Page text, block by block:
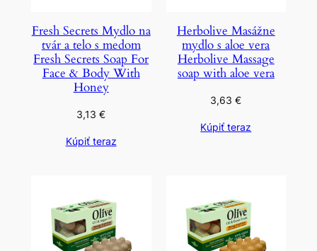
Fresh Secrets Mydlo na
tvár a telo s medom
Fresh Secrets Soap For
Face & Body With
Honey
3,13€
Kúpiť teraz
Herbolive Masážne
mydlo s aloe vera
Herbolive Massage
soap with aloe vera
3,63€
Kúpiť teraz